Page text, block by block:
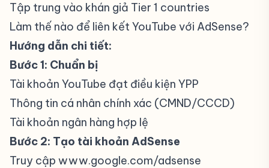
Tập trung vào khán giả Tier 1 countries
Làm thế nào để liên kết YouTube với AdSense?
Hướng dẫn chi tiết:
Bước 1: Chuẩn bị
Tài khoản YouTube đạt điều kiện YPP
Thông tin cá nhân chính xác (CMND/CCCD)
Tài khoản ngân hàng hợp lệ
Bước 2: Tạo tài khoản AdSense
Truy cập www.google.com/adsense